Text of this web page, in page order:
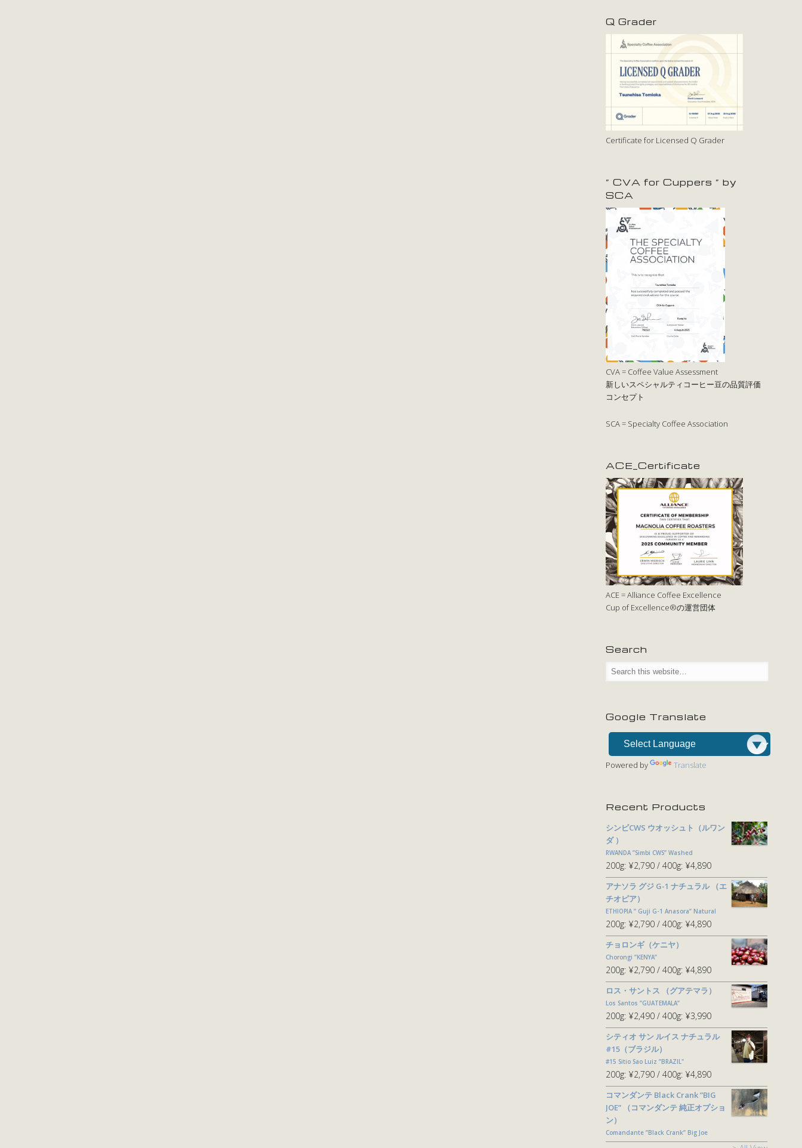
Q Grader
Certificate for Licensed Q Grader
” CVA for Cuppers ” by
SCA
CVA = Coffee Value Assessment
新しいスペシャルティコーヒー豆の品質評価
コンセプト
SCA = Specialty Coffee Association
ACE_Certificate
ACE = Alliance Coffee Excellence
Cup of Excellence®の運営団体
Search
Google Translate
Powered by Translate
Recent Products
シンビCWS ウオッシュト（ルワン
ダ ）
RWANDA ”Simbi CWS” Washed
200g: ¥2,790 400g: ¥4,890
アナソラ グジ G-1 ナチュラル （エ
チオピア）
ETHIOPIA ” Guji G-1 Anasora” Natural
200g: ¥2,790 400g: ¥4,890
チョロンギ（ケニヤ）
Chorongi ”KENYA”
200g: ¥2,790 400g: ¥4,890
ロス・サントス （グアテマラ）
Los Santos ”GUATEMALA”
200g: ¥2,490 400g: ¥3,990
シティオ サン ルイス ナチュラル
#15（ブラジル）
#15 Sitio Sao Luiz ”BRAZIL"
200g: ¥2,790 400g: ¥4,890
コマンダンテ Black Crank ”BIG
JOE” （コマンダンテ 純正オプショ
ン）
Comandante ”Black Crank” Big Joe